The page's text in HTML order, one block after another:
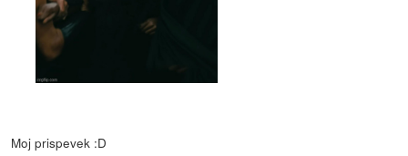
Moj prispevek :D